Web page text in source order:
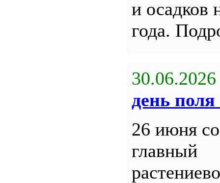
и осадков
года.
30.06.2026
день поля
26 июня
главный